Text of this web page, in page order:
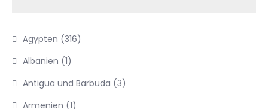
Ägypten (316)
Albanien (1)
Antigua und Barbuda (3)
Armenien (1)